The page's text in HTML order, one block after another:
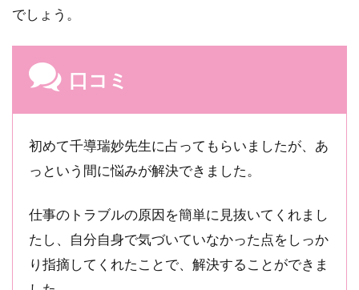
な
か
場
合
でしょう。
口コミ
初めて千導瑞妙先生に占ってもらいましたが、あ
っという間に悩みが解決できました。
仕事のトラブルの原因を簡単に見抜いてくれまし
たし、自分自身で気づいていなかった点をしっか
り指摘してくれたことで、解決することができま